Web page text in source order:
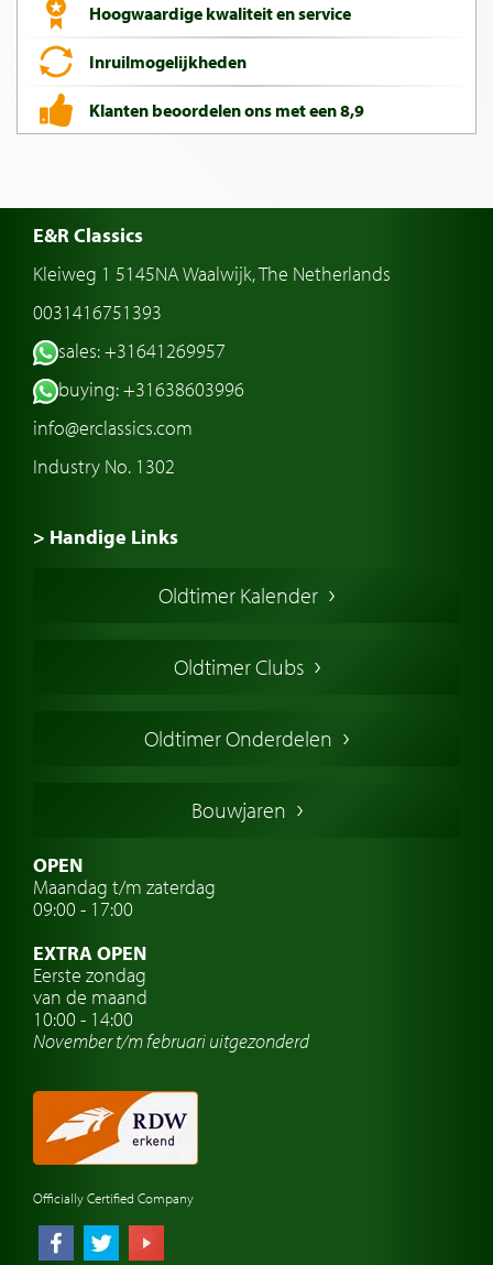
Hoogwaardige kwaliteit en service
Inruilmogelijkheden
Klanten beoordelen ons met een 8,9
E&R Classics
Kleiweg 1 5145NA Waalwijk, The Netherlands
0031416751393
sales: +31641269957
buying: +31638603996
info@erclassics.com
Industry No. 1302
> Handige Links
Amerikaanse oldtimers
Franse oldtimers
Zweedse oldtimers
Oldtimer verzekering
Oldtimer reizen
Oldtimerwerkplaats
Automerk horloges
Classic cars Nederland
Oldtimer Kalender
Oldtimer Clubs
Oldtimer Onderdelen
Bouwjaren
OPEN
Maandag t/m zaterdag
09:00 - 17:00
EXTRA OPEN
Eerste zondag
van de maand
10:00 - 14:00
November t/m februariuitgezonderd
Officially Certified Company